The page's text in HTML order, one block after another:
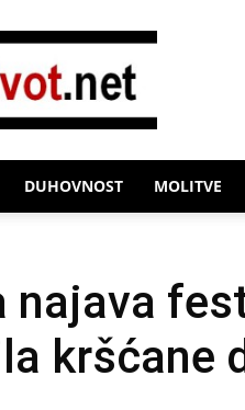
Novi
DUHOVNOST MOLITVE
najava
kršćane